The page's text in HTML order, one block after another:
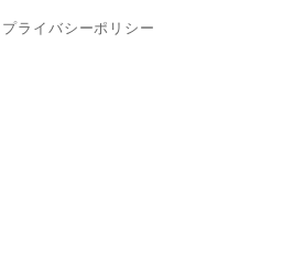
プライバシーポリシー